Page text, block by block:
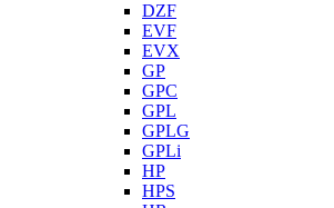
DZF
EVF
EVX
GP
GPC
GPL
GPLG
GPLi
HP
HPS